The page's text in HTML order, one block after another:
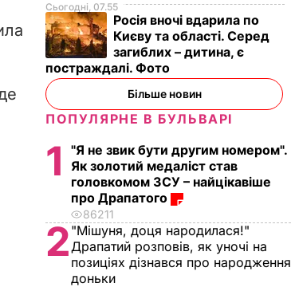
Сьогодні, 07.55
Росія вночі вдарила по
Києву та області. Серед
загиблих – дитина, є
постраждалі. Фото
Більше новин
ПОПУЛЯРНЕ В БУЛЬВАРІ
1
"Я не звик бути другим номером".
Як золотий медаліст став
головкомом ЗСУ – найцікавіше
про Драпатого
86211
2 "Мішуня, доця народилася!"
Драпатий розповів, як уночі на
позиціях дізнався про народження
доньки